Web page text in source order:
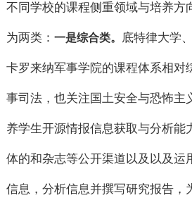
不同学校的课程侧重领域与培养方
为两类： 一是综合类。 底特律大学
卡罗来纳军事学院的课程体系相对
事司法，也关注国土安全与恐怖主
养学生开源情报信息获取与分析能
体的和杂志等公开渠道以及以及运
信息，分析信息并撰写研究报告，